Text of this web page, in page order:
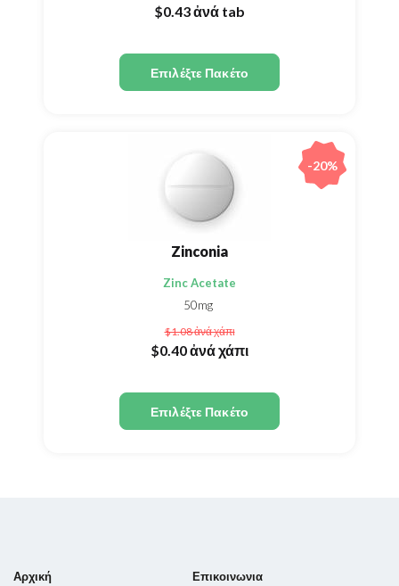
$0.43ἀνά tab
Επιλέξτε Πακέτο
Zinconia
Zinc Acetate
50mg
$1.08ἀνά χάπι
$0.40ἀνά χάπι
Επιλέξτε Πακέτο
-20%
Αρχική Επικοινωνια